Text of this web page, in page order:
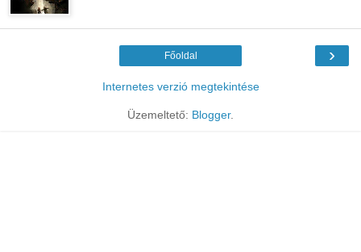
›
Főoldal
Internetes verzió megtekintése
Üzemeltető: Blogger.